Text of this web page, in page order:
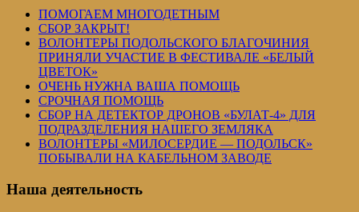
ПОМОГАЕМ МНОГОДЕТНЫМ
СБОР ЗАКРЫТ!
ВОЛОНТЕРЫ ПОДОЛЬСКОГО БЛАГОЧИНИЯ
ПРИНЯЛИ УЧАСТИЕ В ФЕСТИВАЛЕ «БЕЛЫЙ
ЦВЕТОК»
ОЧЕНЬ НУЖНА ВАША ПОМОЩЬ
СРОЧНАЯ ПОМОЩЬ
СБОР НА ДЕТЕКТОР ДРОНОВ «БУЛАТ-4» ДЛЯ
ПОДРАЗДЕЛЕНИЯ НАШЕГО ЗЕМЛЯКА
ВОЛОНТЕРЫ «МИЛОСЕРДИЕ — ПОДОЛЬСК»
ПОБЫВАЛИ НА КАБЕЛЬНОМ ЗАВОДЕ
Наша деятельность